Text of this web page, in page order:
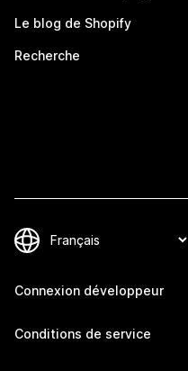
Le blog de Shopify
Recherche
Connexion développeur
Conditions de service